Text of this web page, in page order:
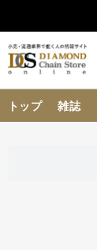
トップ 雑誌